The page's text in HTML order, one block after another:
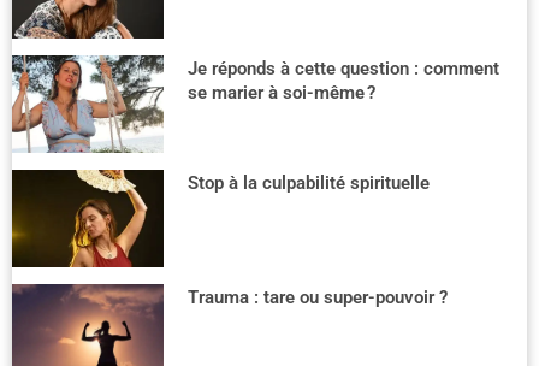
Je réponds à cette question : comment
se marier à soi-même ?
Stop à la culpabilité spirituelle
Trauma : tare ou super-pouvoir ?